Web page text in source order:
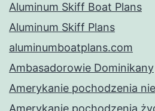
Aluminum Skiff Boat Plans
Aluminum Skiff Plans
aluminumboatplans.com
Ambasadorowie Dominikany
Amerykanie pochodzenia
Amerykanie pochodzenia